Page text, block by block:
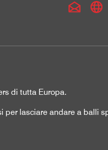
di tutta Europa.
per lasciare andare a balli